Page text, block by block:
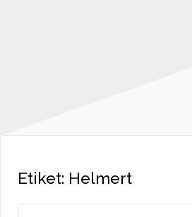
Etiket: Helmert